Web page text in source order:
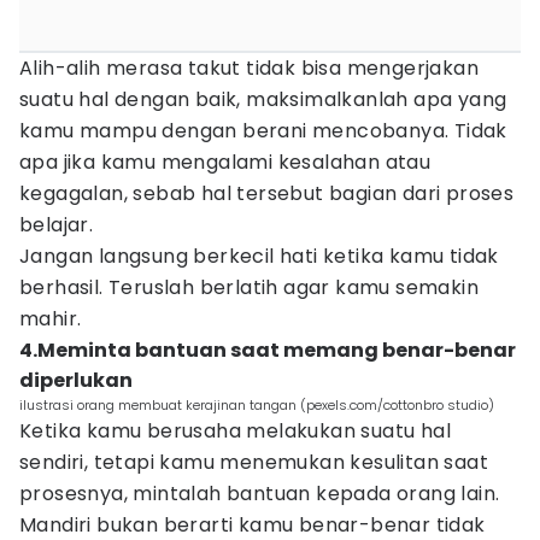
Alih-alih merasa takut tidak bisa mengerjakan
suatu hal dengan baik, maksimalkanlah apa yang
kamu mampu dengan berani mencobanya. Tidak
apa jika kamu mengalami kesalahan atau
kegagalan, sebab hal tersebut bagian dari proses
belajar.
Jangan langsung berkecil hati ketika kamu tidak
berhasil. Teruslah berlatih agar kamu semakin
mahir.
4.Meminta bantuan saat memang benar-benar
diperlukan
ilustrasi orang membuat kerajinan tangan (pexels.com/cottonbro studio)
Ketika kamu berusaha melakukan suatu hal
sendiri, tetapi kamu menemukan kesulitan saat
prosesnya, mintalah bantuan kepada orang lain.
Mandiri bukan berarti kamu benar-benar tidak